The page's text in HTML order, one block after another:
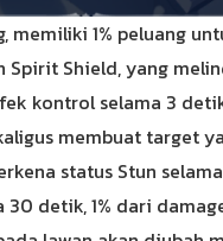
memiliki 1% peluang
Spirit Shield, yang
kontrol selama 3
membuat target
status Stun selama
30 detik, 1% dari